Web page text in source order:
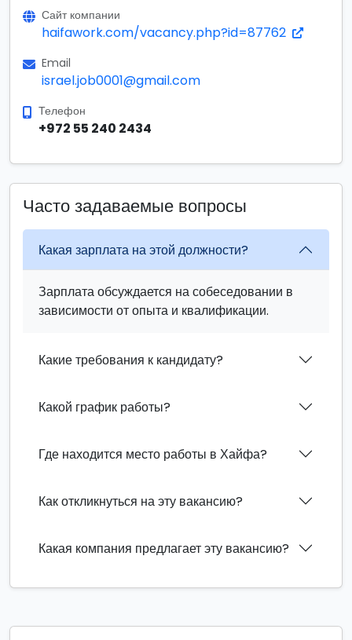
Сайт компании
haifawork.com/vacancy.php?id=87762
Email
israel.job0001@gmail.com
Телефон
+972 55 240 2434
Часто задаваемые вопросы
Какая зарплата на этой должности?
Зарплата обсуждается на собеседовании в
зависимости от опыта и квалификации.
Какие требования к кандидату?
Какой график работы?
Где находится место работы в Хайфа?
Как откликнуться на эту вакансию?
Какая компания предлагает эту вакансию?